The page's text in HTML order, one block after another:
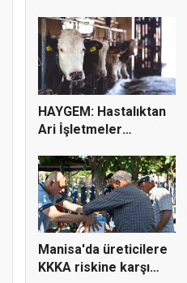
HAYGEM: Hastalıktan
Ari İşletmeler
Manisa'da üreticilere
KKKA riskine karşı